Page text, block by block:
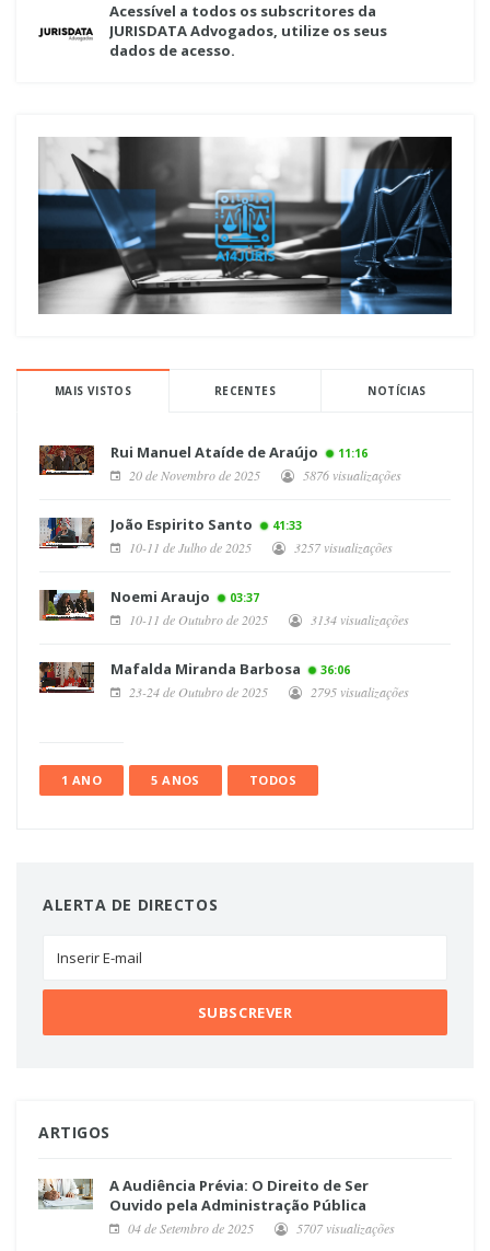
Acessível a todos os subscritores da
JURISDATA Advogados, utilize os seus
dados de acesso.
MAIS VISTOS RECENTES NOTÍCIAS
Rui Manuel Ataíde de Araújo 11:16
20 de Novembro de 2025 5876 visualizações
João Espirito Santo 41:33
10-11 de Julho de 2025 3257 visualizações
Noemi Araujo 03:37
10-11 de Outubro de 2025 3134 visualizações
Mafalda Miranda Barbosa 36:06
23-24 de Outubro de 2025 2795 visualizações
1 ANO 5 ANOS TODOS
ALERTA DE DIRECTOS
ARTIGOS
A Audiência Prévia: O Direito de Ser
Ouvido pela Administração Pública
04 de Setembro de 2025 5707 visualizações